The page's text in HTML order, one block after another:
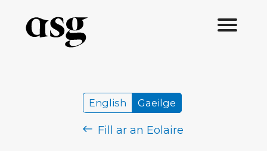
English Gaeilge
Fill ar an Eolaire